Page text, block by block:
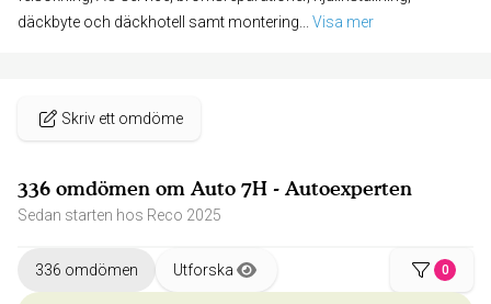
däckbyte och däckhotell samt montering
Visa mer
Skriv ett omdöme
336 omdömen om Auto 7H - Autoexperten
Sedan starten hos Reco 2025
336 omdömen Utforska 0